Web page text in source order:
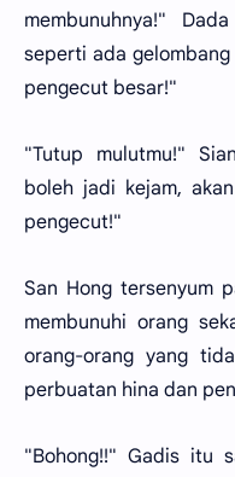
membunuhnya!"
seperti ada
pengecut besar!"
"Tutup mulutmu!"
boleh jadi kejam,
pengecut!"
San Hong tersenyum
membunuhi orang
orang-orang yang
perbuatan hina dan
"Bohong!!" Gadis itu